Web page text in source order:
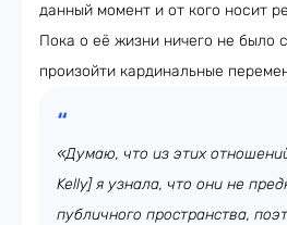
данный момент и от кого носит
Пока о её жизни ничего не было
произойти кардинальные
«Думаю, что из этих
Kelly] я узнала, что они не
публичного пространства,